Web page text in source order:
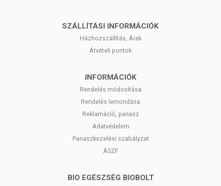
SZÁLLÍTÁSI INFORMÁCIÓK
Házhozszállítás, Árak
Átvételi pontok
INFORMÁCIÓK
Rendelés módosítása
Rendelés lemondása
Reklamáció, panasz
Adatvédelem
Panaszkezelési szabályzat
ÁSZF
BIO EGÉSZSÉG BIOBOLT